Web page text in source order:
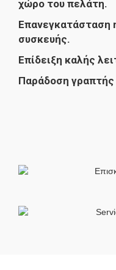
χώρο του πελάτη.
Επανεγκατάσταση
συσκευής.
Επίδειξη καλής
Παράδοση γραπτής